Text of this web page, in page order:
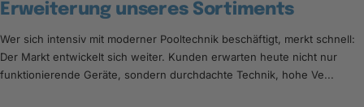
Erweiterung unseres Sortiments
Wer sich intensiv mit moderner Pooltechnik beschäftigt, merkt schnell:
Der Markt entwickelt sich weiter. Kunden erwarten heute nicht nur
funktionierende Geräte, sondern durchdachte Technik, hohe Ve...